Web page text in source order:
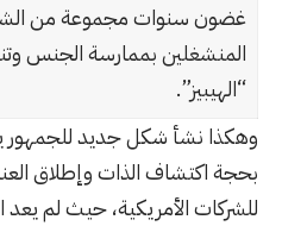
غضون سنوات مجموعة من
المنشغلين بممارسة الجنس
“الهيبيز”.
وهكذا نشأ شكل جديد للجمهور
بحجة اكتشاف الذات وإطلاق
للشركات الأمريكية، حيث لم